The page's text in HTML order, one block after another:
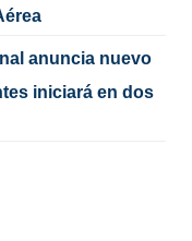
anuncia nuevo
iniciará en dos